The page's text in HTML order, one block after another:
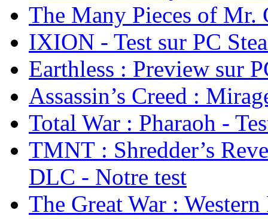
The Many Pieces of Mr.
IXION - Test sur PC
Earthless : Preview sur
Assassin’s Creed :
Total War : Pharaoh -
TMNT : Shredder’s
DLC - Notre test
The Great War :